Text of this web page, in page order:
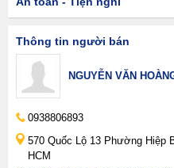
Thông tin người bán
NGUYỄN VĂN
0938806893
570 Quốc Lộ 13 Phường Hiệp
HCM